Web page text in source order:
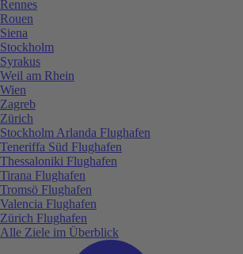
Rennes
Rouen
Siena
Stockholm
Syrakus
Weil am Rhein
Wien
Zagreb
Zürich
Stockholm Arlanda Flughafen
Teneriffa Süd Flughafen
Thessaloniki Flughafen
Tirana Flughafen
Tromsö Flughafen
Valencia Flughafen
Zürich Flughafen
Alle Ziele im Überblick